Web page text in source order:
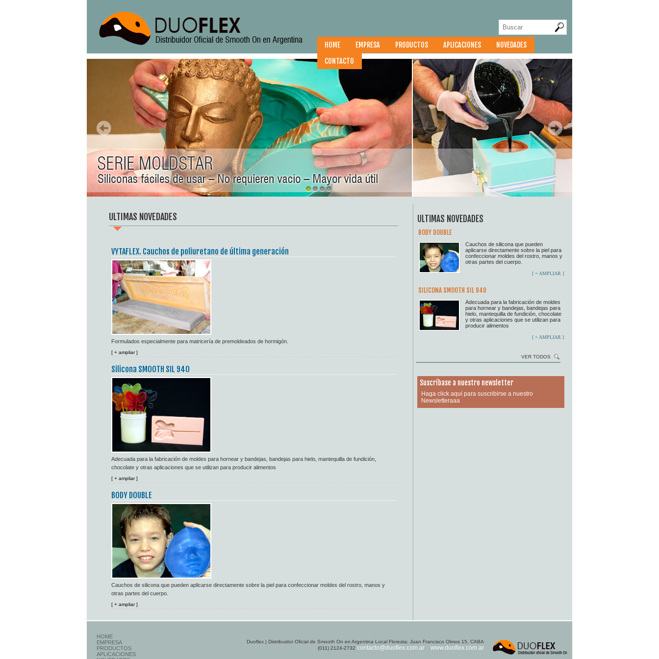
HOME EMPRESA PRODUCTOS APLICACIONES
NOVEDADES
CONTACTO
1 2 3 4
ULTIMAS NOVEDADES
VYTAFLEX. Cauchos de poliuretano de última generación
Formulados especialmente para matricería de premoldeados de hormigón.
[ + ampliar ]
Silicona SMOOTH SIL 940
Adecuada para la fabricación de moldes para hornear y bandejas, bandejas para hielo, mantequilla de fundición,
chocolate y otras aplicaciones que se utilizan para producir alimentos
[ + ampliar ]
BODY DOUBLE
Cauchos de silicona que pueden aplicarse directamente sobre la piel para confeccionar moldes del rostro, manos y
otras partes del cuerpo.
[ + ampliar ]
ULTIMAS NOVEDADES
BODY DOUBLE
Cauchos de silicona que pueden
aplicarse directamente sobre la piel para
confeccionar moldes del rostro, manos y
otras partes del cuerpo.
[ + AMPLIAR ]
SILICONA SMOOTH SIL 940
Adecuada para la fabricación de moldes
para hornear y bandejas, bandejas para
hielo, mantequilla de fundición, chocolate
y otras aplicaciones que se utilizan para
producir alimentos
[ + AMPLIAR ]
VER TODOS
Suscríbase a nuestro newsletter
Haga click aquí para suscribirse a nuestro
Newsletteraaa
HOME
EMPRESA
PRODUCTOS
APLICACIONES
Duoflex | Distribuidor Oficial de Smooth On en Argentina Local Floresta: Juan Francisco Olmos 15, CABA
(011) 2124-2732 contacto@duoflex.com.ar www.duoflex.com.ar